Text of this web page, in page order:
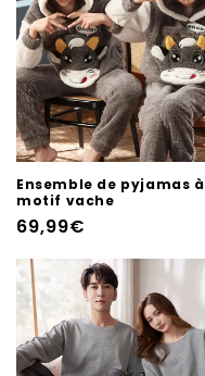
Ensemble de pyjamas à
motif vache
Prix
habituel
69,99€